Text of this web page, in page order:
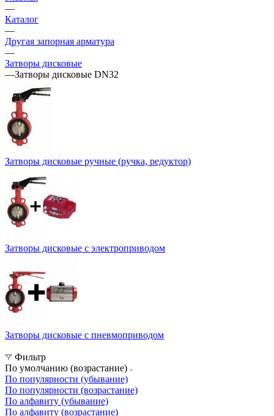
—
Каталог
—
Другая запорная арматура
—
Затворы дисковые
—Затворы дисковые DN32
Затворы дисковые ручные (ручка, редуктор)
Затворы дисковые с электроприводом
Затворы дисковые с пневмоприводом
Фильтр
По умолчанию (возрастание)
По популярности (убывание)
По популярности (возрастание)
По алфавиту (убывание)
По алфавиту (возрастание)